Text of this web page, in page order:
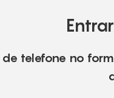
telefone no